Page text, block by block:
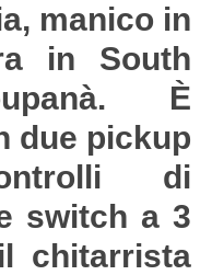
manico in
in South
È
due pickup
di
switch a 3
chitarrista